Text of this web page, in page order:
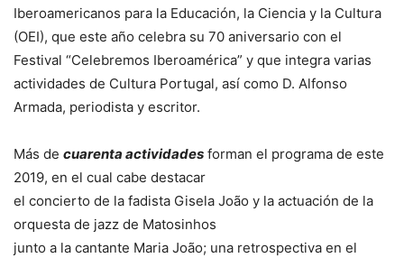
Iberoamericanos para la Educación, la Ciencia y la Cultura
(OEI), que este año celebra su 70 aniversario con el
Festival “Celebremos Iberoamérica” y que integra varias
actividades de Cultura Portugal, así como D. Alfonso
Armada, periodista y escritor.
Más de cuarenta actividades forman el programa de este
2019, en el cual cabe destacar
el concierto de la fadista Gisela João y la actuación de la
orquesta de jazz de Matosinhos
junto a la cantante Maria João; una retrospectiva en el